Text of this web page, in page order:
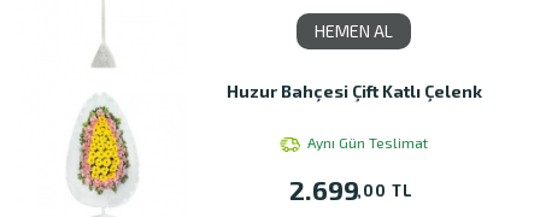
HEMEN AL
Huzur Bahçesi Çift Katlı Çelenk
Aynı Gün Teslimat
2.699,00 TL